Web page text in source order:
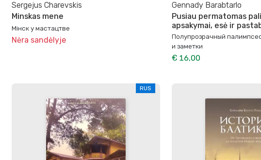
Sergejus Charevskis
Minskas mene
Мінск у мастацтве
Nėra sandėlyje
Gennady Barabtarlo
Pusiau permatomas
apsakymai, esė ir
Полупрозрачный
и заметки
€ 16,00
RUS